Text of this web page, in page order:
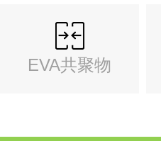
EVA共聚物